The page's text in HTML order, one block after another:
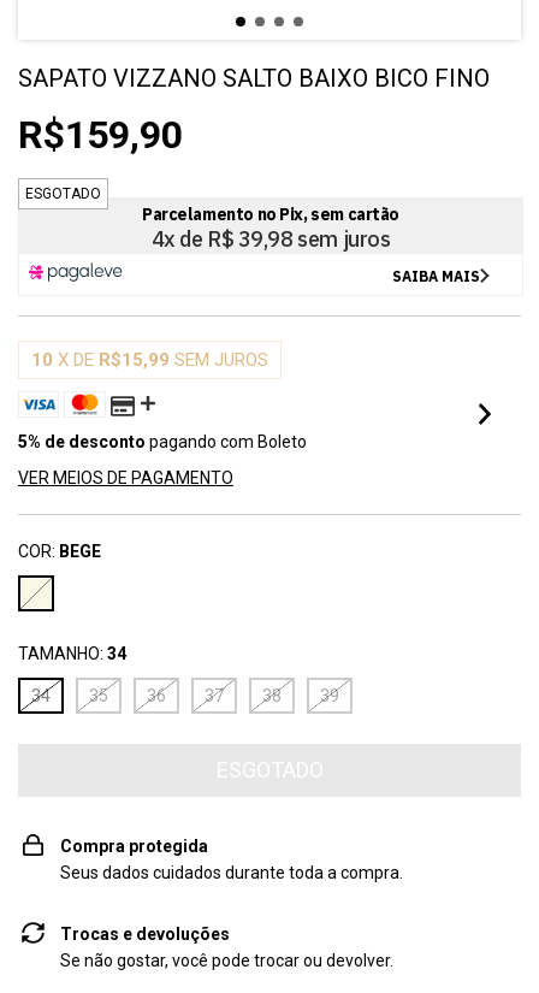
SAPATO VIZZANO SALTO BAIXO BICO FINO
R$159,90
ESGOTADO
10 X DE R$15,99 SEM JUROS
5% de desconto pagando com Boleto
VER MEIOS DE PAGAMENTO
COR: BEGE
TAMANHO: 34
34 35 36 37 38 39
Compra protegida
Seus dados cuidados durante toda a compra.
Trocas e devoluções
Se não gostar, você pode trocar ou devolver.